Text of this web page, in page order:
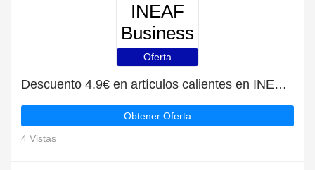
INEAF
Business
School
Oferta
Descuento 4.9€ en artículos calientes en INEAF Business School
Obtener Oferta
4 Vistas